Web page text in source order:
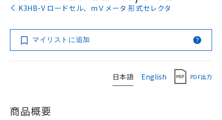
K3HB-V ロードセル、mＶメータ 形式セレクタ
マイリストに追加
日本語 English PDF出力
商品概要